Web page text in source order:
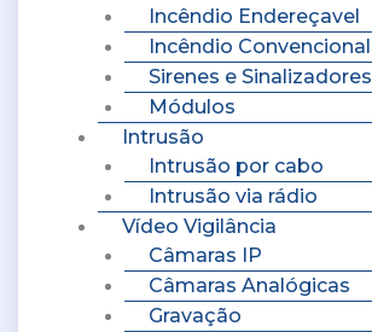
Incêndio Endereçavel
Incêndio Convencional
Sirenes e Sinalizadores
Módulos
Intrusão
Intrusão por cabo
Intrusão via rádio
Vídeo Vigilância
Câmaras IP
Câmaras Analógicas
Gravação